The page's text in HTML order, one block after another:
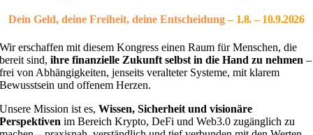
Dein Geld, deine Freiheit, deine Entscheidung – 1.8. – 10.9.2026
Wir erschaffen mit diesem Kongress einen Raum für Menschen, die
bereit sind,ihre finanzielle Zukunft selbst in die Hand zu nehmen –
frei von Abhängigkeiten, jenseits veralteter Systeme, mit klarem
Bewusstsein und offenem Herzen.
Unsere Mission ist es,Wissen, Sicherheit und visionäre
Perspektiven im Bereich Krypto, DeFi und Web3.0 zugänglich zu